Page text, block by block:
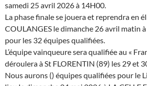
samedi 25 avril 2026 à 14H00.
La phase finale se jouera et reprendra en
COULANGES le dimanche 26 avril matin
pour les 32 équipes qualifiées.
L’équipe vainqueure sera qualifiée au «
déroulera à St FLORENTIN (89) les 29 et
Nous aurons () équipes qualifiées pour le